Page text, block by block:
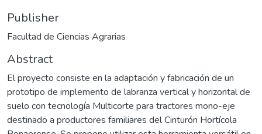
Publisher
Facultad de Ciencias Agrarias
Abstract
El proyecto consiste en la adaptación y fabricación de un
prototipo de implemento de labranza vertical y horizontal de
suelo con tecnología Multicorte para tractores mono-eje
destinado a productores familiares del Cinturón Hortícola